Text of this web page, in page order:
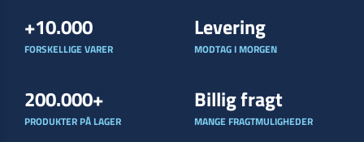
+10.000
FORSKELLIGE VARER
Levering
MODTAG I MORGEN
200.000+
PRODUKTER PÅ LAGER
Billig fragt
MANGE FRAGTMULIGHEDER